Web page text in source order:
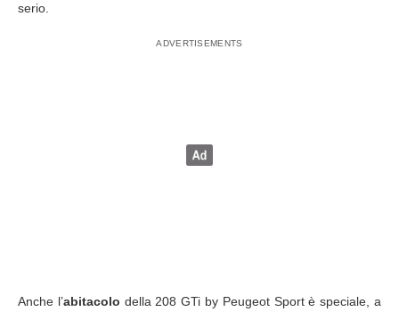
serio.
Anche l’abitacolo della 208 GTi by Peugeot Sport è speciale, a